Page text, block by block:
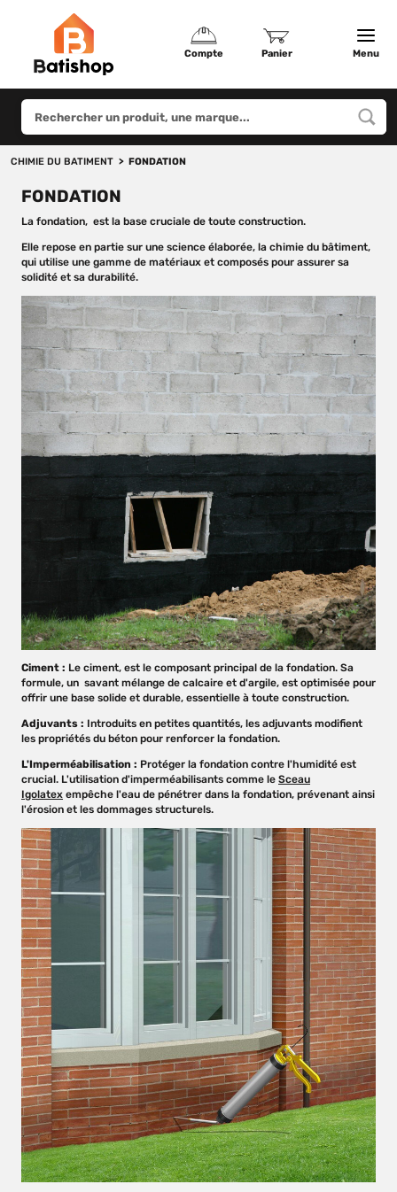
Compte Panier Menu
CHIMIE DU BATIMENT FONDATION
FONDATION
La fondation, est la base cruciale de toute construction.
Elle repose en partie sur une science élaborée, la chimie du bâtiment,
qui utilise une gamme de matériaux et composés pour assurer sa
solidité et sa durabilité.
Ciment : Le ciment, est le composant principal de la fondation. Sa
formule, un savant mélange de calcaire et d'argile, est optimisée pour
offrir une base solide et durable, essentielle à toute construction.
Adjuvants : Introduits en petites quantités, les adjuvants modifient
les propriétés du béton pour renforcer la fondation.
L'Imperméabilisation : Protéger la fondation contre l'humidité est
crucial. L'utilisation d'imperméabilisants comme le Sceau
Igolatex empêche l'eau de pénétrer dans la fondation, prévenant ainsi
l'érosion et les dommages structurels.